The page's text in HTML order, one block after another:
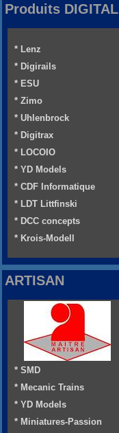
Produits DIGITAL
* Lenz
* Digirails
* ESU
* Zimo
* Uhlenbrock
* Digitrax
* LOCOIO
* YD Models
* CDF Informatique
* LDT Littfinski
* DCC concepts
* Krois-Modell
ARTISAN
* SMD
* Mecanic Trains
* YD Models
* Miniatures-Passion